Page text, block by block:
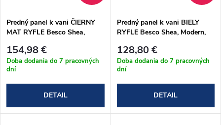
p
r
o
d
p
r
o
d
u
Predný panel k vani ČIERNY
MAT RYFLE Besco Shea,
Plus, Majka Nova, Bona
154,98 €
Doba dodania do 7 pracovných
dní
DETAIL
Predný panel k vani BIELY
RYFLE Besco Shea, Modern,
Nova, Bona
128,80 €
Doba dodania do 7 pracovných
dní
DETAIL